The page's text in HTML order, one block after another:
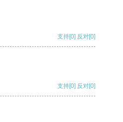
支持[0] 反对[0]
支持[0] 反对[0]